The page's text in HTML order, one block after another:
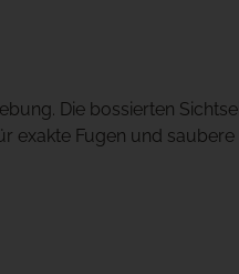
Die bossierten
exakte Fugen und